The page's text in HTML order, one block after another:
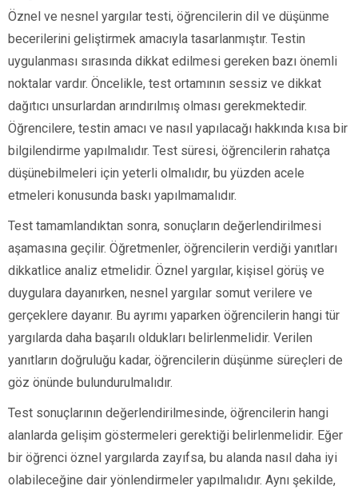
Öznel ve nesnel yargılar testi, öğrencilerin dil ve düşünme
becerilerini geliştirmek amacıyla tasarlanmıştır. Testin
uygulanması sırasında dikkat edilmesi gereken bazı önemli
noktalar vardır. Öncelikle, test ortamının sessiz ve dikkat
dağıtıcı unsurlardan arındırılmış olması gerekmektedir.
Öğrencilere, testin amacı ve nasıl yapılacağı hakkında kısa bir
bilgilendirme yapılmalıdır. Test süresi, öğrencilerin rahatça
düşünebilmeleri için yeterli olmalıdır, bu yüzden acele
etmeleri konusunda baskı yapılmamalıdır.
Test tamamlandıktan sonra, sonuçların değerlendirilmesi
aşamasına geçilir. Öğretmenler, öğrencilerin verdiği yanıtları
dikkatlice analiz etmelidir. Öznel yargılar, kişisel görüş ve
duygulara dayanırken, nesnel yargılar somut verilere ve
gerçeklere dayanır. Bu ayrımı yaparken öğrencilerin hangi tür
yargılarda daha başarılı oldukları belirlenmelidir. Verilen
yanıtların doğruluğu kadar, öğrencilerin düşünme süreçleri de
göz önünde bulundurulmalıdır.
Test sonuçlarının değerlendirilmesinde, öğrencilerin hangi
alanlarda gelişim göstermeleri gerektiği belirlenmelidir. Eğer
bir öğrenci öznel yargılarda zayıfsa, bu alanda nasıl daha iyi
olabileceğine dair yönlendirmeler yapılmalıdır. Aynı şekilde,